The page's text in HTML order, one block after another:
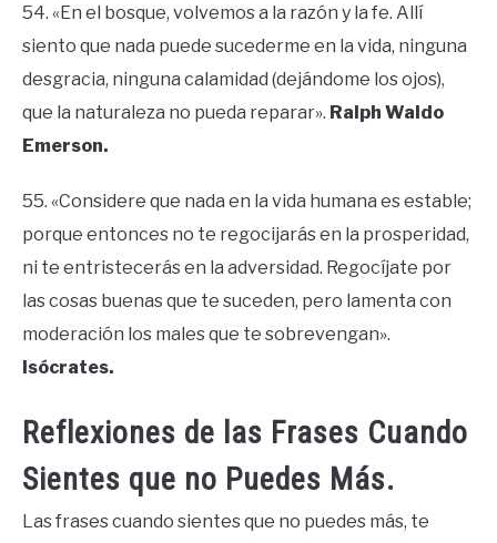
54. «En el bosque, volvemos a la razón y la fe. Allí
siento que nada puede sucederme en la vida, ninguna
desgracia, ninguna calamidad (dejándome los ojos),
que la naturaleza no pueda reparar». Ralph Waldo
Emerson.
55. «Considere que nada en la vida humana es estable;
porque entonces no te regocijarás en la prosperidad,
ni te entristecerás en la adversidad. Regocíjate por
las cosas buenas que te suceden, pero lamenta con
moderación los males que te sobrevengan».
Isócrates.
Reflexiones de las Frases Cuando
Sientes que no Puedes Más.
Las frases cuando sientes que no puedes más, te